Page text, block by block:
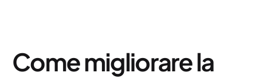
Come migliorare la